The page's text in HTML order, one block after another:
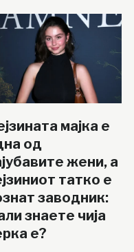
мајка е
од
жени, а
татко е
заводник:
знаете чија
е?